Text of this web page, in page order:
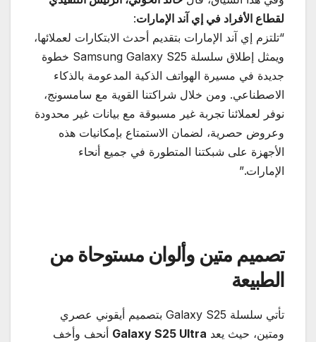
لقطاع الأفراد في إي آند الإمارات:
“تلتزم إي آند الإمارات بتقديم أحدث الابتكارات لعملائها،
ويمثل إطلاق سلسلة Samsung Galaxy S25 خطوة
جديدة في مسيرة الهواتف الذكية المدعومة بالذكاء
الاصطناعي. ومن خلال شراكتنا القوية مع سامسونج،
نوفر لعملائنا تجربة غير مسبوقة مع بيانات غير محدودة
وعروض حصرية، لضمان الاستمتاع بإمكانيات هذه
الأجهزة على شبكتنا المتطورة في جميع أنحاء
الإمارات.”
تصميم متين وألوان مستوحاة من
الطبيعة
تأتي سلسلة Galaxy S25 بتصميم أيقوني عصري
ومتين، حيث يعد Galaxy S25 Ultra أنحف وأخف